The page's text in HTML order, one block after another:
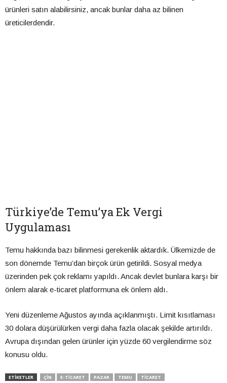
ürünleri satın alabilirsiniz, ancak bunlar daha az bilinen
üreticilerdendir.
Türkiye’de Temu’ya Ek Vergi
Uygulaması
Temu hakkında bazı bilinmesi gerekenlik aktardık. Ülkemizde de
son dönemde Temu’dan birçok ürün getirildi. Sosyal medya
üzerinden pek çok reklamı yapıldı. Ancak devlet bunlara karşı bir
önlem alarak e-ticaret platformuna ek önlem aldı.
Yeni düzenleme Ağustos ayında açıklanmıştı. Limit kısıtlaması
30 dolara düşürülürken vergi daha fazla olacak şekilde artırıldı.
Avrupa dışından gelen ürünler için yüzde 60 vergilendirme söz
konusu oldu.
ETIKETLER ÇIN E-TICARET PAZAR TEMU TICARET